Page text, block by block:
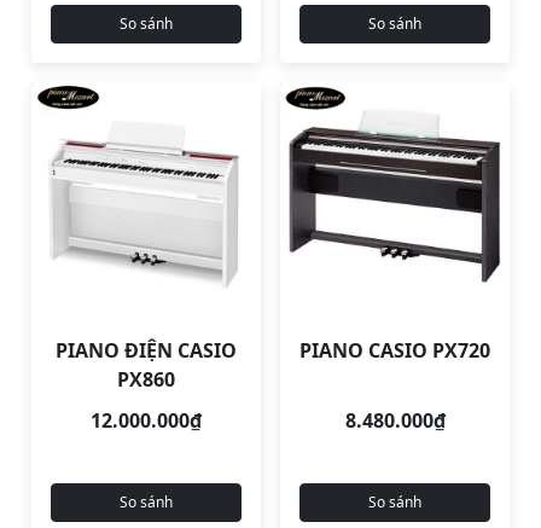
So sánh So sánh
PIANO ĐIỆN CASIO
PX860
12.000.000₫
So sánh
PIANO CASIO PX720
8.480.000₫
So sánh